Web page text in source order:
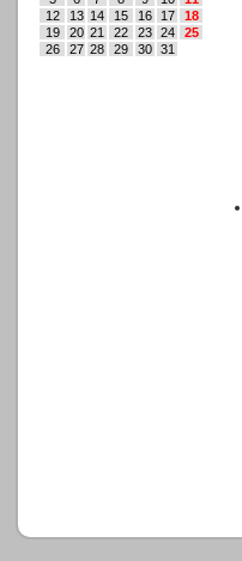
12
13 14 15 16 17
18
19
20 21 22 23 24
25
26
27 28 29 30 31